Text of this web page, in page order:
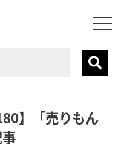
】「売りもん